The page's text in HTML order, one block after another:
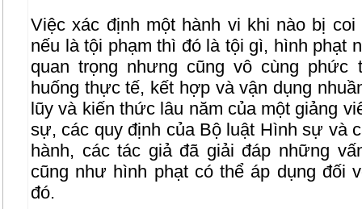
Việc xác định một hành vi khi nào bị
nếu là tội phạm thì đó là tội gì, hình phạt
quan trọng nhưng cũng vô cùng
huống thực tế, kết hợp và vận dụng
lũy và kiến thức lâu năm của một giảng
sự, các quy định của Bộ luật Hình sự và
hành, các tác giả đã giải đáp những
cũng như hình phạt có thể áp dụng đối
đó.